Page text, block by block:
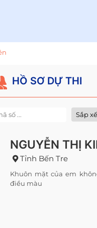
HỒ SƠ DỰ THI
NGUYỄN THỊ
Tỉnh Bến Tre
Khuôn mặt của em
điều màu